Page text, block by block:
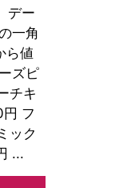
デー
一角
ら値
ズピ
チキ
フ
ック
...